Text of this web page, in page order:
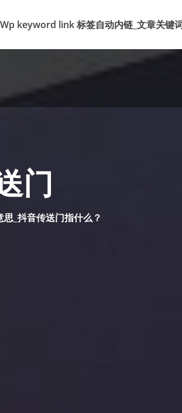
link 标签自动内链_文章关键
门
_抖音传送门指什么？